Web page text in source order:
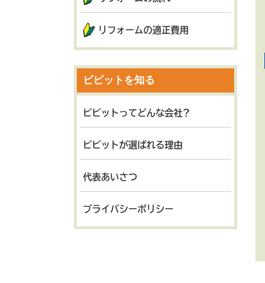
リフォームの適正費用
ビビットを知る
ビビットってどんな会社?
ビビットが選ばれる理由
代表あいさつ
プライバシーポリシー